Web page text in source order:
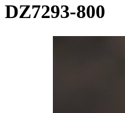
DZ7293-800